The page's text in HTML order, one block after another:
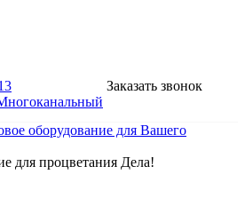
Заказать звонок
для процветания Дела!